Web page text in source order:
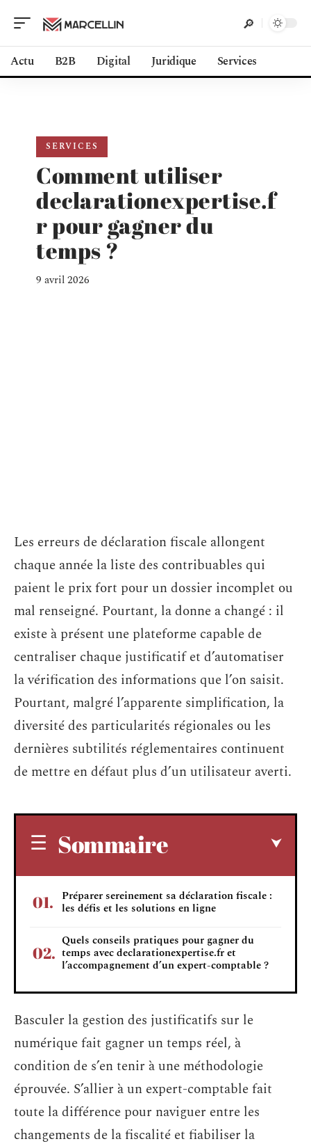
Actu B2B Digital Juridique Services
SERVICES
Comment utiliser
declarationexpertise.f
r pour gagner du
temps ?
9 avril 2026
Les erreurs de déclaration fiscale allongent
chaque année la liste des contribuables qui
paient le prix fort pour un dossier incomplet ou
mal renseigné. Pourtant, la donne a changé : il
existe à présent une plateforme capable de
centraliser chaque justificatif et d’automatiser
la vérification des informations que l’on saisit.
Pourtant, malgré l’apparente simplification, la
diversité des particularités régionales ou les
dernières subtilités réglementaires continuent
de mettre en défaut plus d’un utilisateur averti.
Sommaire
Préparer sereinement sa déclaration fiscale :
les défis et les solutions en ligne
Quels conseils pratiques pour gagner du
temps avec declarationexpertise.fr et
l’accompagnement d’un expert-comptable ?
Basculer la gestion des justificatifs sur le
numérique fait gagner un temps réel, à
condition de s’en tenir à une méthodologie
éprouvée. S’allier à un expert-comptable fait
toute la différence pour naviguer entre les
changements de la fiscalité et fiabiliser la